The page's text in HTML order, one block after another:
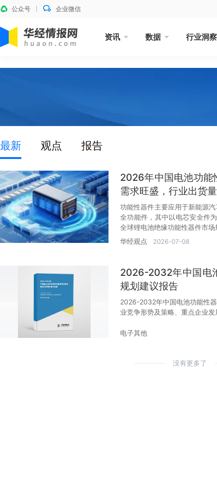
公众号 企业微信
资讯 数据 行业洞察
最新 观点 报告
2026年中国电池功能
需求旺盛，行业出货
功能性器件主要应用于新能源
全功能件，其中以电芯安全件
全球锂电池绝缘功能性器件市
等应用需求增长是主要驱动因
求。
华经观点 2026-07-08
2026-2032年中国电
规划建议报告
2026-2032年中国电池功能性
业竞争形势及策略、重点企业
电子其他
没有更多了